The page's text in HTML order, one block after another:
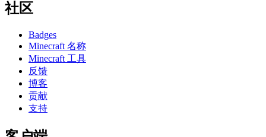
社区
Badges
Minecraft 名称
Minecraft 工具
反馈
博客
贡献
支持